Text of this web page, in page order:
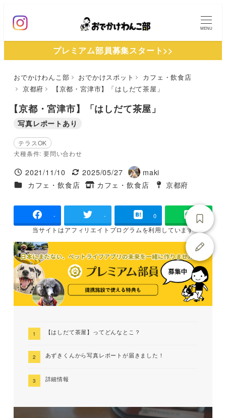
ン
MENU
プレミアム部員募集スタート>>
おでかけわんこ部 おでかけスポット
カフェ・飲食店
京都府
【京都・宮津市】「はしだて茶屋」
【京都・宮津市】「はしだて茶屋」
写真レポートあり
テラスOK
犬種条件: 要問い合わせ
投稿日
2021/11/10
更新日
2025/05/27
著
者
maki
施設ジャンル
カフェ・飲食店
タグ
カフェ・飲食店
タグ
京都府
- - 0
当サイトはアフィリエイトプログラムを利用しています
【はしだて茶屋】ってどんなとこ？
あずきくんから写真レポートが届きました！
詳細情報